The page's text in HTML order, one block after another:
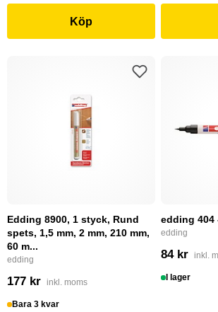
Köp
Edding 8900, 1 styck, Rund
spets, 1,5 mm, 2 mm, 210 mm,
60 m...
edding
177 kr inkl. moms
Bara 3 kvar
edding 404
edding
84 kr inkl.
I lager